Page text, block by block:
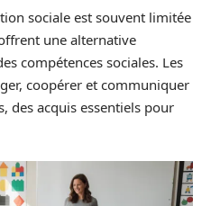
sociale est souvent limitée
une alternative
compétences sociales. Les
coopérer et communiquer
des acquis essentiels pour